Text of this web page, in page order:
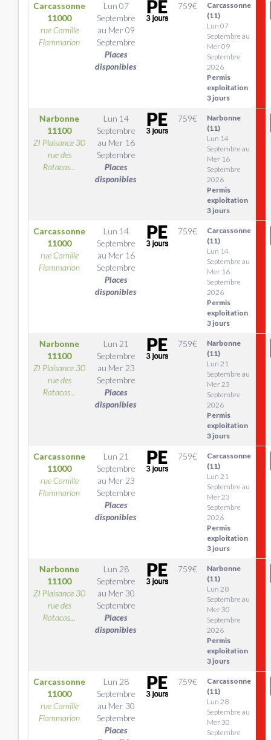
Carcassonne
11000
rue Camille
Flammarion
Lun 07
Septembre
au Mer 09
Septembre
Places
disponibles
759€
Carcassonne
(11)
Lun 07
Septembre au
Mer 09
Septembre
2026
Permis
exploitation
3 jours
Narbonne
11100
ZI Plaisance 30
rue des
Ratacas...
Lun 14
Septembre
au Mer 16
Septembre
Places
disponibles
759€
Narbonne
(11)
Lun 14
Septembre au
Mer 16
Septembre
2026
Permis
exploitation
3 jours
Carcassonne
11000
rue Camille
Flammarion
Lun 14
Septembre
au Mer 16
Septembre
Places
disponibles
759€
Carcassonne
(11)
Lun 14
Septembre au
Mer 16
Septembre
2026
Permis
exploitation
3 jours
Narbonne
11100
ZI Plaisance 30
rue des
Ratacas...
Lun 21
Septembre
au Mer 23
Septembre
Places
disponibles
759€
Narbonne
(11)
Lun 21
Septembre au
Mer 23
Septembre
2026
Permis
exploitation
3 jours
Carcassonne
11000
rue Camille
Flammarion
Lun 21
Septembre
au Mer 23
Septembre
Places
disponibles
759€
Carcassonne
(11)
Lun 21
Septembre au
Mer 23
Septembre
2026
Permis
exploitation
3 jours
Narbonne
11100
ZI Plaisance 30
rue des
Ratacas...
Lun 28
Septembre
au Mer 30
Septembre
Places
disponibles
759€
Narbonne
(11)
Lun 28
Septembre au
Mer 30
Septembre
2026
Permis
exploitation
3 jours
Carcassonne
11000
rue Camille
Flammarion
Lun 28
Septembre
au Mer 30
Septembre
Places
759€
Carcassonne
(11)
Lun 28
Septembre au
Mer 30
Septembre